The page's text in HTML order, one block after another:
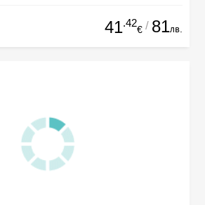
41.42
€ / 81лв.